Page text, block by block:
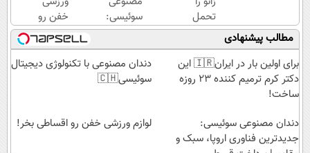
جوون‌تر
می‌شه
گردونه
شانس
بدون
پوچ
تحمل
می‌کنی؟
خیلی
ساده
درمنزل
سوئیسی:
جدیدترین
فناوری
اروپا،
سبک و
قسطی
خفن رو
اقساطی
بخر!
مطالب پیشنهادی
برای اولین بار در ایران🇮🇷 این
دکتر کرم ترمیم کننده 23 روزه
ساخت!
دندان مصنوعی با تکنولوژی دیجیتال
سوئیسی🇨🇭
دندان مصنوعی سوئیسی:
جدیدترین فناوری اروپا، سبک و
لوازم ورزشی خفن رو اقساطی بخر!